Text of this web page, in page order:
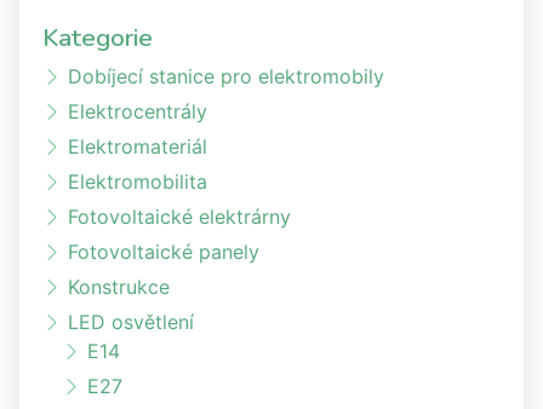
Kategorie
Dobíjecí stanice pro elektromobily
Elektrocentrály
Elektromateriál
Elektromobilita
Fotovoltaické elektrárny
Fotovoltaické panely
Konstrukce
LED osvětlení
E14
E27